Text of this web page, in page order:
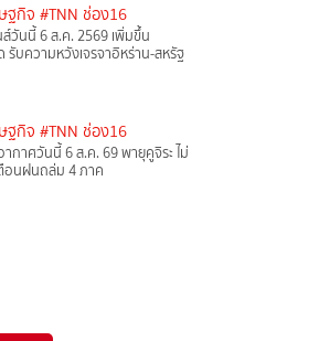
ฐกิจ #TNN ช่อง16
ส์วันนี้ 6 ส.ค. 2569 เพิ่มขึ้น
รับความหวังเจรจาอิหร่าน-สหรัฐ
ฐกิจ #TNN ช่อง16
กาศวันนี้ 6 ส.ค. 69 พายุคูจิระ ไม่
ตือนฝนถล่ม 4 ภาค